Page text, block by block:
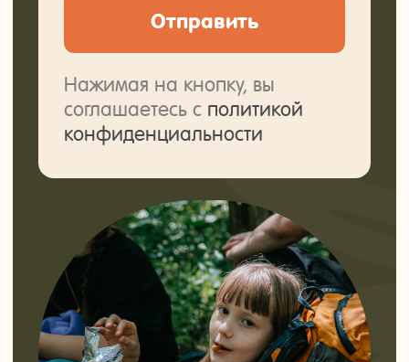
Мы в Rutube
Канал в Max
Смотреть в VK
Перейти в tg